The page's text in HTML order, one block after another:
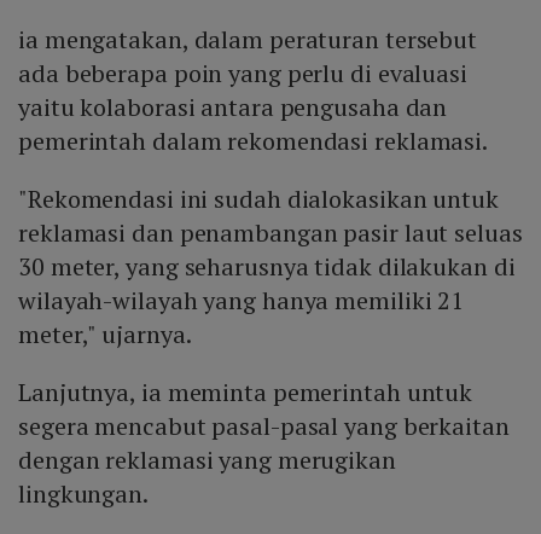
ia mengatakan, dalam peraturan tersebut
ada beberapa poin yang perlu di evaluasi
yaitu kolaborasi antara pengusaha dan
pemerintah dalam rekomendasi reklamasi.
"Rekomendasi ini sudah dialokasikan untuk
reklamasi dan penambangan pasir laut seluas
30 meter, yang seharusnya tidak dilakukan di
wilayah-wilayah yang hanya memiliki 21
meter," ujarnya.
Lanjutnya, ia meminta pemerintah untuk
segera mencabut pasal-pasal yang berkaitan
dengan reklamasi yang merugikan
lingkungan.